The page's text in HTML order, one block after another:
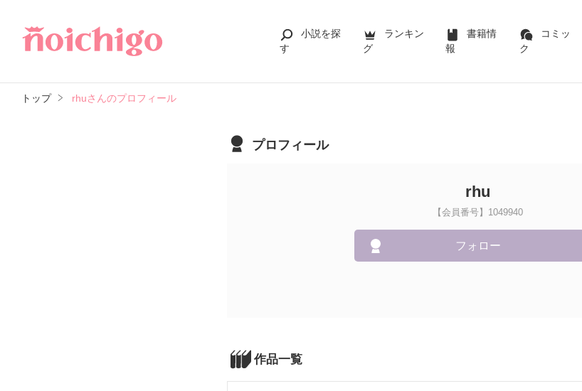
小説を探
す
ランキン
グ
書籍情
報
コミッ
ク
トップ rhuさんのプロフィール
プロフィール
rhu
【会員番号】1049940
フォロー
作品一覧